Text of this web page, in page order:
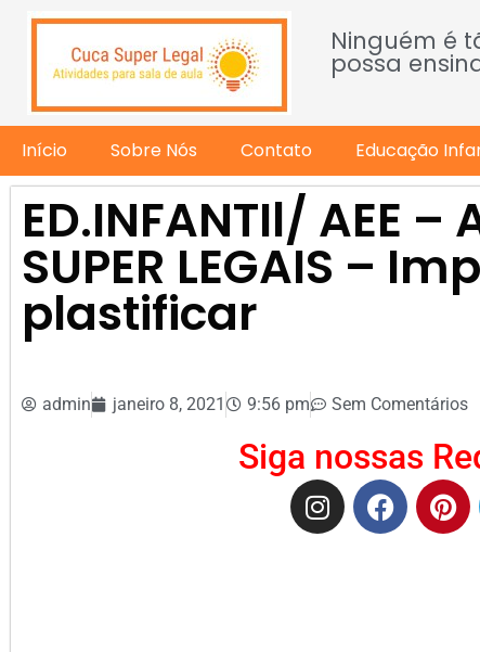
Ninguém é
possa
Início Sobre Nós Contato Educação
ED.INFANTIl/ AEE –
SUPER LEGAIS –
plastificar
admin janeiro 8, 2021 9:56 pm Sem Comentários
Siga nossas